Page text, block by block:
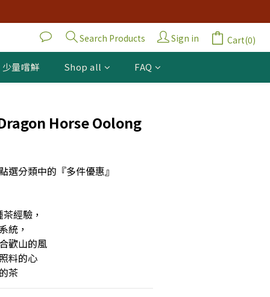
Search Products Sign in Cart(0)
量嚐鮮 Shop all FAQ
Horse Oolong
分類中的『多件優惠』
經驗，
統，
歡山的風
料的心
茶